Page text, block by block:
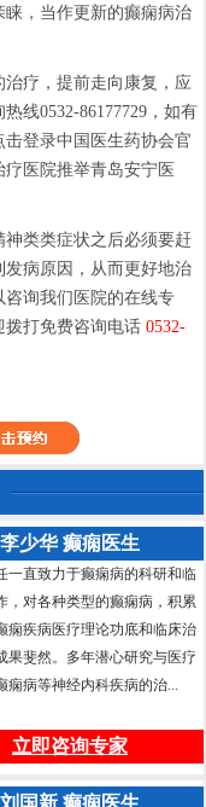
，当作更新的癫痫病治
疗，提前走向康复，应
线0532-86177729，如有
登录中国医生药协会官
医院推举青岛安宁医
类类症状之后必须要赶
病原因，从而更好地治
询我们医院的在线专
拨打免费咨询电话0532-
李少华 癫痫医生
一直致力于癫痫病的科研和临
，对各种类型的癫痫病，积累
痫疾病医疗理论功底和临床治
果斐然。多年潜心研究与医疗
痫病等神经内科疾病的治...
立即咨询专家